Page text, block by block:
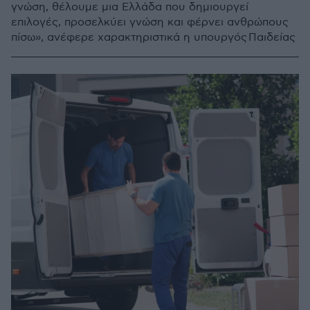
γνώση, θέλουμε μια Ελλάδα που δημιουργεί
επιλογές, προσελκύει γνώση και φέρνει ανθρώπους
πίσω», ανέφερε χαρακτηριστικά η υπουργός Παιδείας